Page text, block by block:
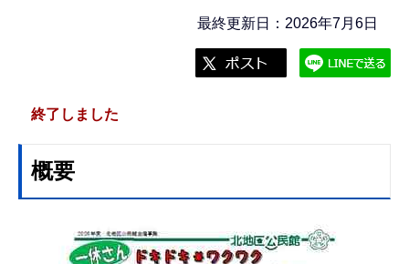
最終更新日：2026年7月6日
終了しました
概要